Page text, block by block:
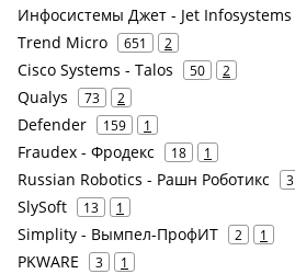
Инфосистемы Джет - Jet Infosystems
Trend Micro 651 2
Cisco Systems - Talos 50 2
Qualys 73 2
Defender 159 1
Fraudex - Фродекс 18 1
Russian Robotics - Рашн Роботикс 3
SlySoft 13 1
Simplity - Вымпел-ПрофИТ 2 1
PKWARE 3 1